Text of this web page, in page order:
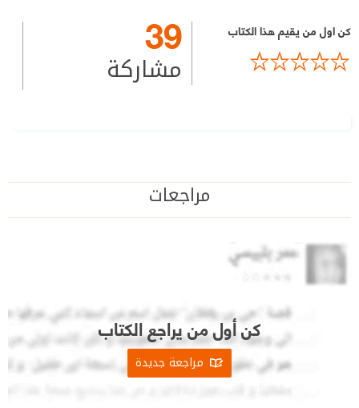
كن اول من يقيم هذا الكتاب 39
مشاركة
مراجعات
كن أول من يراجع الكتاب
مراجعة جديدة